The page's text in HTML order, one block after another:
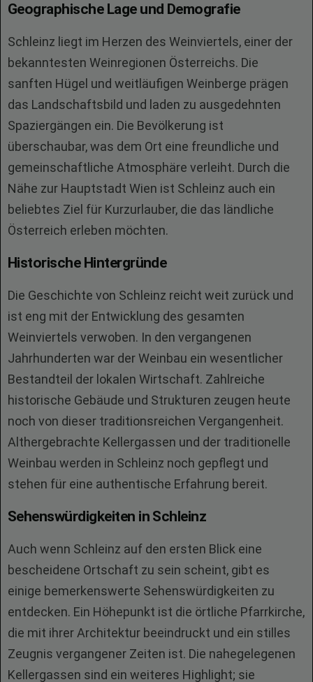
Geographische Lage und Demografie
Schleinz liegt im Herzen des Weinviertels, einer der
bekanntesten Weinregionen Österreichs. Die
sanften Hügel und weitläufigen Weinberge prägen
das Landschaftsbild und laden zu ausgedehnten
Spaziergängen ein. Die Bevölkerung ist
überschaubar, was dem Ort eine freundliche und
gemeinschaftliche Atmosphäre verleiht. Durch die
Nähe zur Hauptstadt Wien ist Schleinz auch ein
beliebtes Ziel für Kurzurlauber, die das ländliche
Österreich erleben möchten.
Historische Hintergründe
Die Geschichte von Schleinz reicht weit zurück und
ist eng mit der Entwicklung des gesamten
Weinviertels verwoben. In den vergangenen
Jahrhunderten war der Weinbau ein wesentlicher
Bestandteil der lokalen Wirtschaft. Zahlreiche
historische Gebäude und Strukturen zeugen heute
noch von dieser traditionsreichen Vergangenheit.
Althergebrachte Kellergassen und der traditionelle
Weinbau werden in Schleinz noch gepflegt und
stehen für eine authentische Erfahrung bereit.
Sehenswürdigkeiten in Schleinz
Auch wenn Schleinz auf den ersten Blick eine
bescheidene Ortschaft zu sein scheint, gibt es
einige bemerkenswerte Sehenswürdigkeiten zu
entdecken. Ein Höhepunkt ist die örtliche Pfarrkirche,
die mit ihrer Architektur beeindruckt und ein stilles
Zeugnis vergangener Zeiten ist. Die nahegelegenen
Kellergassen sind ein weiteres Highlight; sie